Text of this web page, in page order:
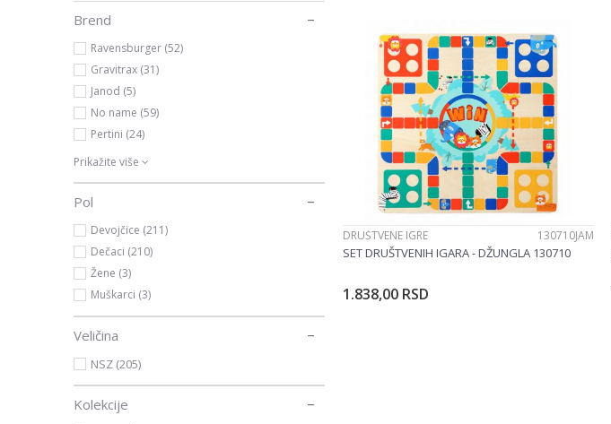
Brend
Ravensburger (52)
Gravitrax (31)
Janod (5)
No name (59)
Pertini (24)
Prikažite više
Pol
Devojčice (211)
Dečaci (210)
Žene (3)
Muškarci (3)
Veličina
NSZ (205)
Kolekcije
DRUŠTVENE IGRE 130710JAM
SET DRUŠTVENIH IGARA - DŽUNGLA 130710
1.838,00 RSD